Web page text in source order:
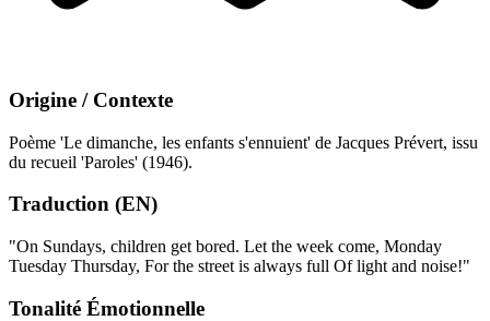
Origine / Contexte
Poème 'Le dimanche, les enfants s'ennuient' de Jacques Prévert, issu
du recueil 'Paroles' (1946).
Traduction (EN)
"On Sundays, children get bored. Let the week come, Monday
Tuesday Thursday, For the street is always full Of light and noise!"
Tonalité Émotionnelle